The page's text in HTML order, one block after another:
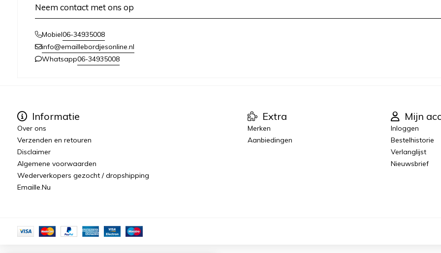
Neem contact met ons op
Mobiel06-34935008
info@emaillebordjesonline.nl
Whatsapp06-34935008
Informatie
Over ons
Verzenden en retouren
Disclaimer
Algemene voorwaarden
Wederverkopers gezocht / dropshipping
Emaille.Nu
Extra
Merken
Aanbiedingen
Mijn
Inloggen
Bestelhistorie
Verlanglijst
Nieuwsbrief